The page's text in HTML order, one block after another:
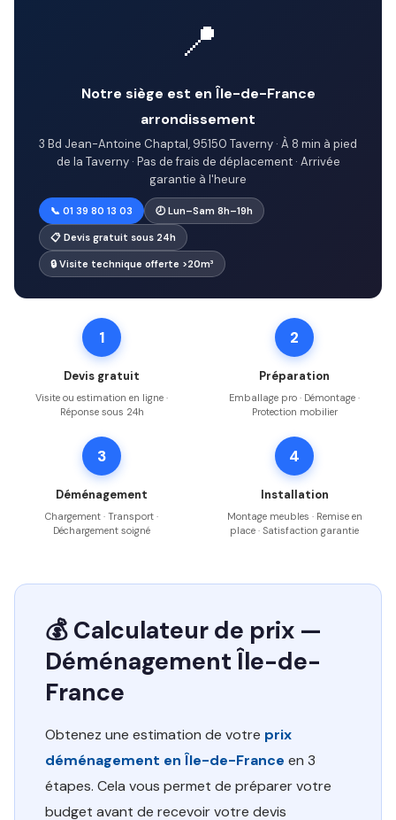
📍
Notre siège est en Île-de-France
arrondissement
3 Bd Jean-Antoine Chaptal, 95150 Taverny · À 8 min à pied
de la Taverny · Pas de frais de déplacement · Arrivée
garantie à l'heure
📞 01 39 80 13 03 🕗 Lun–Sam 8h–19h
📋 Devis gratuit sous 24h
🔒 Visite technique offerte >20m³
1
Devis gratuit
Visite ou estimation en ligne ·
Réponse sous 24h
2
Préparation
Emballage pro · Démontage ·
Protection mobilier
3
Déménagement
Chargement · Transport ·
Déchargement soigné
4
Installation
Montage meubles · Remise en
place · Satisfaction garantie
💰 Calculateur de prix —
Déménagement Île-de-
France
Obtenez une estimation de votre prix
déménagement en Île-de-France en 3
étapes. Cela vous permet de préparer votre
budget avant de recevoir votre devis